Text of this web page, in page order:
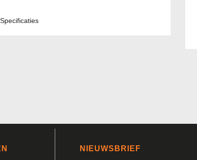
Specificaties
NIEUWSBRIEF